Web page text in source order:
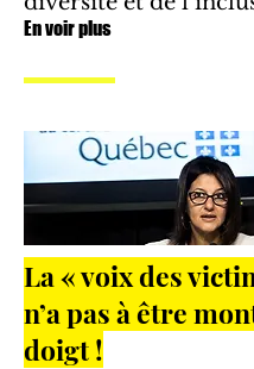
En voir plus
La « voix des
n’a pas à être
doigt !